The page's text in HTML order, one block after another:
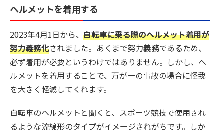
ヘルメットを着用する
2023年4月1日から、 自転車に乗る際のヘルメット着用が
努力義務化されました。あくまで努力義務であるため、
必ず着用が必要というわけではありません。しかし、ヘ
ルメットを着用することで、万が一の事故の場合に怪我
を大きく軽減してくれます。
自転車のヘルメットと聞くと、スポーツ競技で使用され
るような流線形のタイプがイメージされがちです。しか